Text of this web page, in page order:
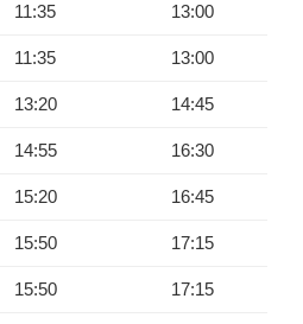
11:35 13:00
11:35 13:00
13:20 14:45
14:55 16:30
15:20 16:45
15:50 17:15
15:50 17:15